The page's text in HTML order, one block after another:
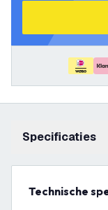
Specificaties
Technische